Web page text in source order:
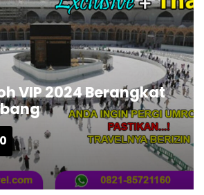
VIP 2024 Berangkat